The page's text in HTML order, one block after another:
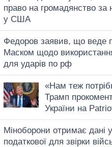
право на громадянство за
у США
Федоров заявив, що веде
Маском щодо
для ударів по рф
«Нам теж
Трамп
України на
Міноборони отримає дані
податкової для звірки